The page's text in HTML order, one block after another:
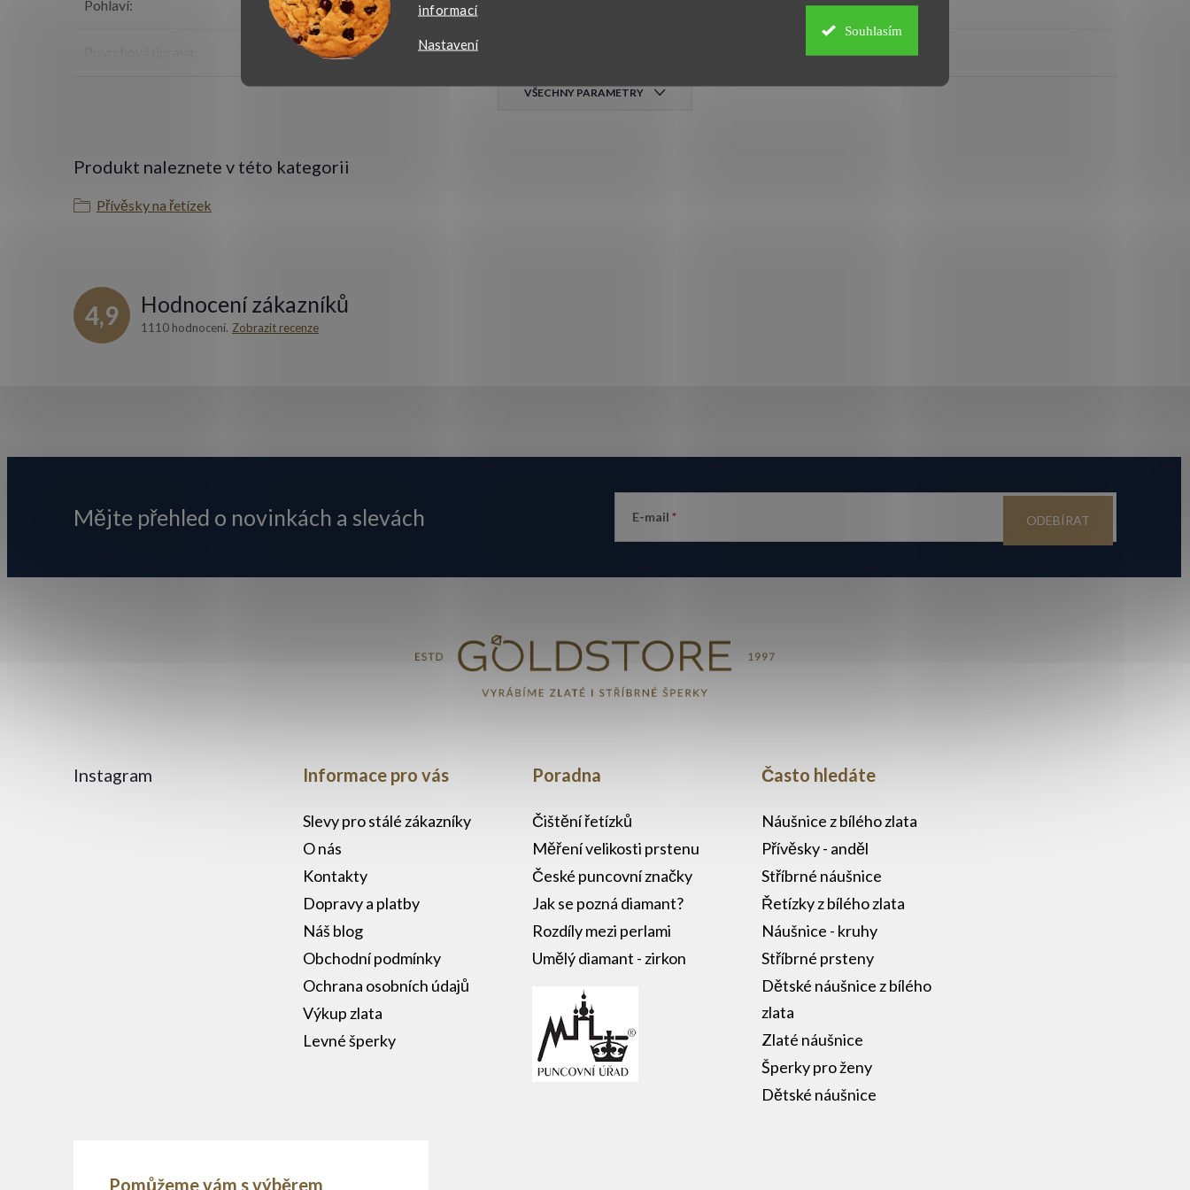
informací
Nastavení
Souhlasím
Pohlaví:
VŠECHNY PARAMETRY
Produkt naleznete v této kategorii
Přívěsky na řetízek
4,9 Hodnocení zákazníků
1110 hodnocení Zobrazit recenze
á
t
Mějte přehled o novinkách a slevách E-mail ODEBÍRAT
Instagram Informace pro vás
Slevy pro stálé zákazníky
O nás
Kontakty
Dopravy a platby
Náš blog
Obchodní podmínky
Ochrana osobních údajů
Výkup zlata
Levné šperky
Poradna
Čištění řetízků
Měření velikosti prstenu
České puncovní značky
Jak se pozná diamant?
Rozdíly mezi perlami
Umělý diamant - zirkon
Často hledáte
Náušnice z bílého zlata
Přívěsky - anděl
Stříbrné náušnice
Řetízky z bílého zlata
Náušnice - kruhy
Stříbrné prsteny
Dětské náušnice z bílého
zlata
Zlaté náušnice
Šperky pro ženy
Dětské náušnice